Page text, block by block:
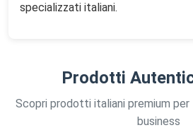
specializzati italiani.
Prodotti
Scopri prodotti italiani premium
business